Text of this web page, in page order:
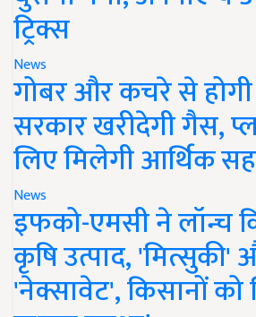
ट्रिक्स
News
गोबर और कचरे से
सरकार खरीदेगी गैस,
लिए मिलेगी आर्थिक
News
इफको-एमसी ने लॉन्च
कृषि उत्पाद, 'मित्सुकी'
'नेक्सावेट', किसानों को